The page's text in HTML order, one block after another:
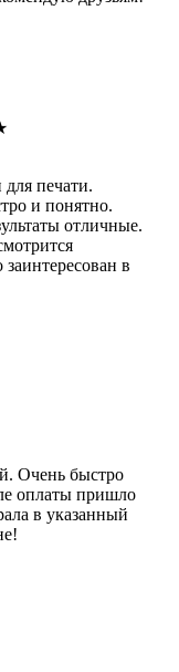
печати.
и понятно.
отличные.
в
Очень быстро
оплаты пришло
в указанный